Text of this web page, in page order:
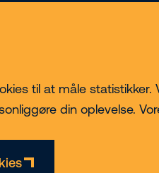
til at måle statistikker.
din oplevelse.